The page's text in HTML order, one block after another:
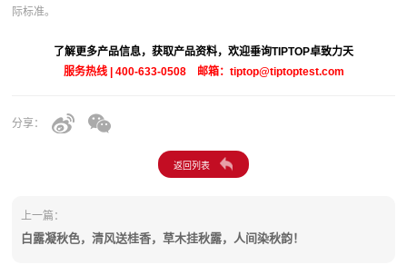
际标准。
了解更多产品信息，获取产品资料，欢迎垂询TIPTOP卓致力天
服务热线 | 400-633-0508 邮箱：tiptop@tiptoptest.com
分享：
上一篇：
白露凝秋色，清风送桂香，草木挂秋露，人间染秋韵！